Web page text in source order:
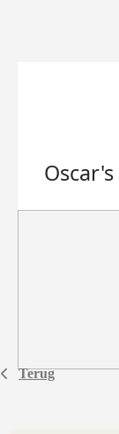
Terug
Oscar's